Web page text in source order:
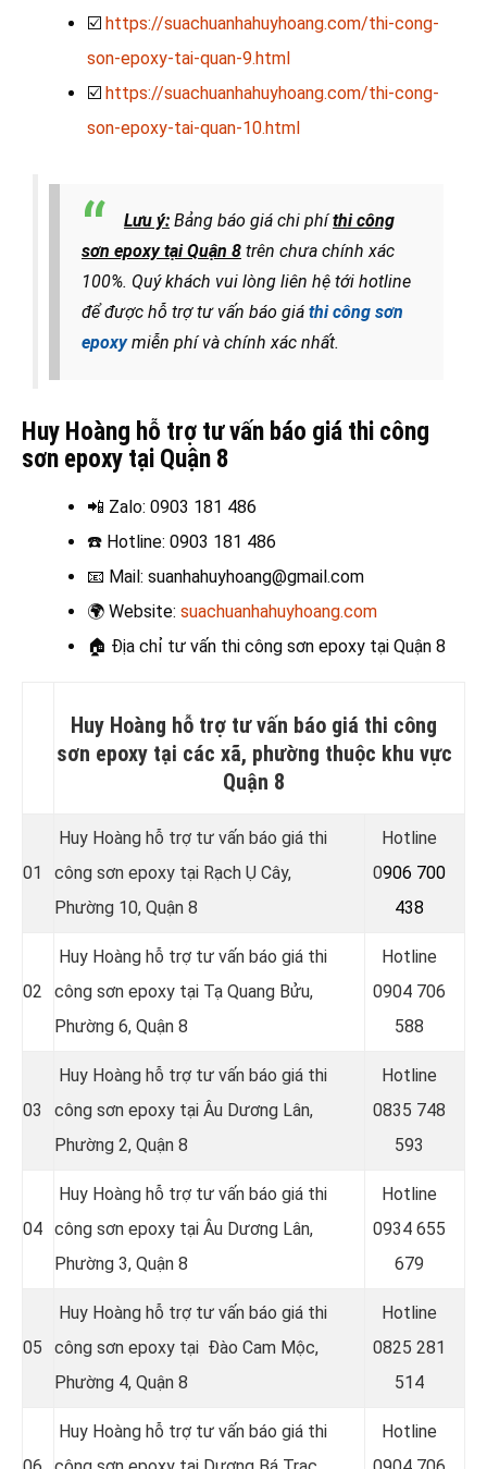
☑️ https://suachuanhahuyhoang.com/thi-cong-
son-epoxy-tai-quan-9.html
☑️ https://suachuanhahuyhoang.com/thi-cong-
son-epoxy-tai-quan-10.html
Lưu ý: Bảng báo giá chi phíthi công
sơn epoxy tại Quận 8 trên chưa chính xác
100%. Quý khách vui lòng liên hệ tới hotline
để được hỗ trợ tư vấn báo giá thi công sơn
epoxymiễn phí và chính xác nhất.
Huy Hoàng hỗ trợ tư vấn báo giá thi công
sơn epoxy tại Quận 8
📲 Zalo: 0903 181 486
☎️ Hotline: 0903 181 486
📧 Mail: suanhahuyhoang@gmail.com
🌍 Website: suachuanhahuyhoang.com
🏠 Địa chỉ tư vấn thi công sơn epoxy tại Quận 8
Huy Hoàng hỗ trợ tư vấn báo giá thi công
sơn epoxy tại các xã, phường thuộc khu vực
Quận 8
01
Huy Hoàng hỗ trợ tư vấn báo giá thi
công sơn epoxy tại Rạch Ụ Cây,
Phường 10, Quận 8
Hotline
0906 700
438
02
Huy Hoàng hỗ trợ tư vấn báo giá thi
công sơn epoxy tại Tạ Quang Bửu,
Phường 6, Quận 8
Hotline
0904 706
588
03
Huy Hoàng hỗ trợ tư vấn báo giá thi
công sơn epoxy tại Âu Dương Lân,
Phường 2, Quận 8
Hotline
0835 748
593
04
Huy Hoàng hỗ trợ tư vấn báo giá thi
công sơn epoxy tại Âu Dương Lân,
Phường 3, Quận 8
Hotline
0934 655
679
05
Huy Hoàng hỗ trợ tư vấn báo giá thi
công sơn epoxy tại Đào Cam Mộc,
Phường 4, Quận 8
Hotline
0825 281
514
Huy Hoàng hỗ trợ tư vấn báo giá thi
Hotline